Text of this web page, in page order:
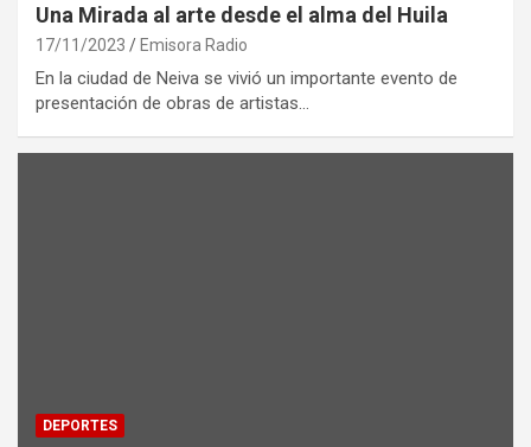
Una Mirada al arte desde el alma del Huila
17/11/2023 Emisora Radio
En la ciudad de Neiva se vivió un importante evento de
presentación de obras de artistas…
DEPORTES